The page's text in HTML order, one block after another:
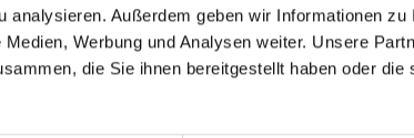
analysieren. Außerdem geben wir Informationen zu
Werbung und Analysen weiter. Unsere
die Sie ihnen bereitgestellt haben oder